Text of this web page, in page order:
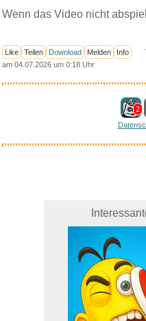
Wenn das Video nicht
Like Teilen Download Melden Info
am 04.07.2026 um 0:18 Uhr
2